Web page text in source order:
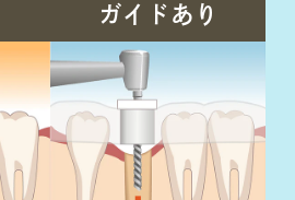
ガイドあり